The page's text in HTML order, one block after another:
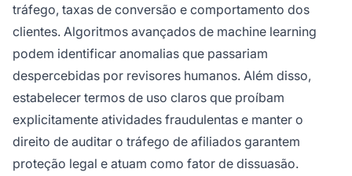
tráfego, taxas de conversão e comportamento dos
clientes. Algoritmos avançados de machine learning
podem identificar anomalias que passariam
despercebidas por revisores humanos. Além disso,
estabelecer termos de uso claros que proíbam
explicitamente atividades fraudulentas e manter o
direito de auditar o tráfego de afiliados garantem
proteção legal e atuam como fator de dissuasão.